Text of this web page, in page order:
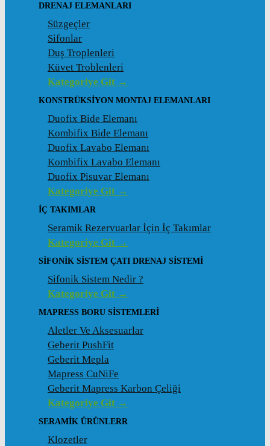
DRENAJ ELEMANLARI
Süzgeçler
Sifonlar
Duş Troplenleri
Küvet Troblenleri
Kategoriye Git →
KONSTRÜKSIYON MONTAJ ELEMANLARI
Duofix Bide Elemanı
Kombifix Bide Elemanı
Duofix Lavabo Elemanı
Kombifix Lavabo Elemanı
Duofix Pisuvar Elemanı
Kategoriye Git →
İÇ TAKIMLAR
Seramik Rezervuarlar İçin İç Takımlar
Kategoriye Git →
SIFONIK SISTEM ÇATI DRENAJ SISTEMI
Sifonik Sistem Nedir ?
Kategoriye Git →
MAPRESS BORU SISTEMLERI
Aletler Ve Aksesuarlar
Geberit PushFit
Geberit Mepla
Mapress CuNiFe
Geberit Mapress Karbon Çeliği
Kategoriye Git →
SERAMIK ÜRÜNLERR
Klozetler